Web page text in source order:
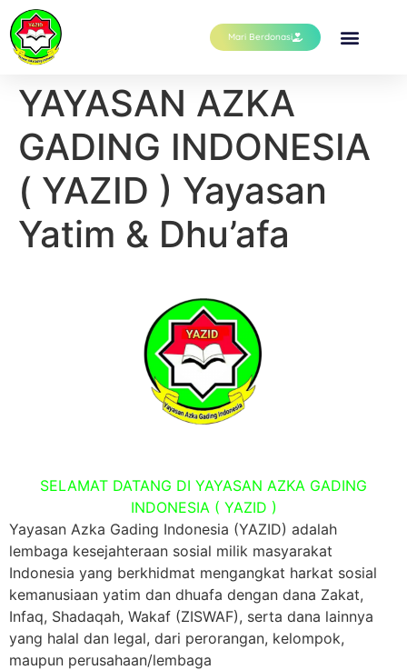
Mari Berdonasi
YAYASAN AZKA
GADING INDONESIA
( YAZID ) Yayasan
Yatim & Dhu’afa
SELAMAT DATANG DI YAYASAN AZKA GADING
INDONESIA ( YAZID )
Yayasan Azka Gading Indonesia (YAZID) adalah
lembaga kesejahteraan sosial milik masyarakat
Indonesia yang berkhidmat mengangkat harkat sosial
kemanusiaan yatim dan dhuafa dengan dana Zakat,
Infaq, Shadaqah, Wakaf (ZISWAF), serta dana lainnya
yang halal dan legal, dari perorangan, kelompok,
maupun perusahaan/lembaga